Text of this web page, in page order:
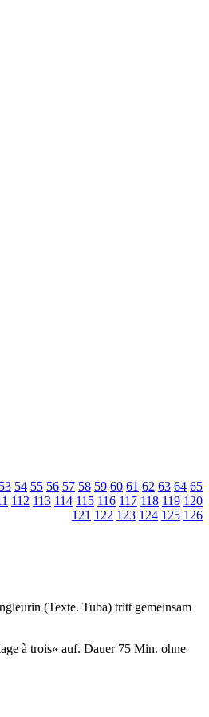
53 54 55 56 57 58 59 60 61 62 63 64 65
112 113 114 115 116 117 118 119 120
121 122 123 124 125 126
(Texte. Tuba) tritt gemeinsam
à trois« auf. Dauer 75 Min. ohne